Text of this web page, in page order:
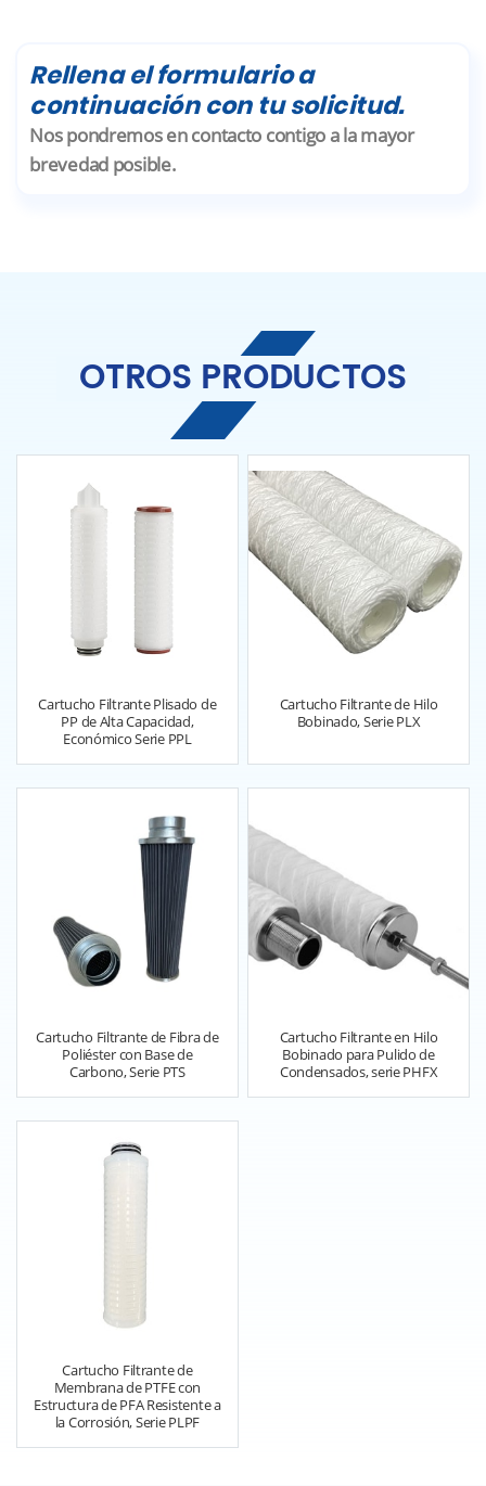
Rellena el formulario a
continuación con tu solicitud.
Nos pondremos en contacto contigo a la mayor
brevedad posible.
OTROS PRODUCTOS
Cartucho Filtrante Plisado de
PP de Alta Capacidad,
Económico Serie PPL
Cartucho Filtrante de Hilo
Bobinado, Serie PLX
Cartucho Filtrante de Fibra de
Poliéster con Base de
Carbono, Serie PTS
Cartucho Filtrante en Hilo
Bobinado para Pulido de
Condensados, serie PHFX
Cartucho Filtrante de
Membrana de PTFE con
Estructura de PFA Resistente a
la Corrosión, Serie PLPF